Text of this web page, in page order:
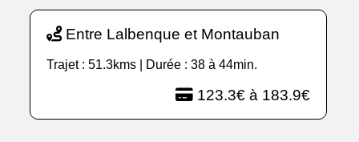
Entre Lalbenque et Montauban
Trajet : 51.3kms | Durée : 38 à 44min.
123.3€ à 183.9€